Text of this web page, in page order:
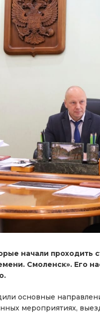
начали проходить
Смоленск». Его
основные
мероприятиях,